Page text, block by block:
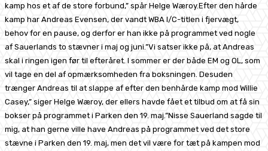
kamp hos et af de store forbund,” spår Helge Wæroy.Efter den hårde
kamp har Andreas Evensen, der vandt WBA I/C-titlen i fjervægt,
behov for en pause, og derfor er han ikke på programmet ved nogle
af Sauerlands to stævner i maj og juni.”Vi satser ikke på, at Andreas
skal i ringen igen før til efteråret. I sommer er der både EM og OL, som
vil tage en del af opmærksomheden fra boksningen. Desuden
trænger Andreas til at slappe af efter den benhårde kamp mod Willie
Casey,” siger Helge Wæroy, der ellers havde fået et tilbud om at få sin
bokser på programmet i Parken den 19. maj.”Nisse Sauerland sagde til
mig, at han gerne ville have Andreas på programmet ved det store
stævne i Parken den 19. maj, men det vil være for tæt på kampen mod